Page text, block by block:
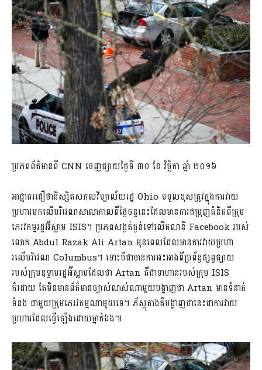
ប្រភពព័ត៌មានពី CNN ចេញផ្សាយថ្ងៃទី ៣០ ខែ វិច្ឆិកា ឆ្នាំ ២០១៦
អាជ្ញាធរជឿថានិស្សិតសកលវិទ្យាល័យរដ្ឋ Ohio ទទួលខុសត្រូវក្នុងការវាយ
ប្រហារមកលើបរិវេណសាលាកាលពីថ្ងៃចន្ទនេះដែលមានការជម្រុញគំនិតពីក្រុម
ភេរវកម្មរដ្ឋអ៊ីស្លាម ISIS។ ប្រភពសង្កត់ធ្ងន់ទៅលើគណនី Facebook របស់
លោក Abdul Razak Ali Artan មុនពេលដែលមានការវាយប្រហា
រលើបរិវេណ Columbus។ ទោះបីជាមានការអះអាងពីប្រព័ន្ធផ្សព្វផ្សាយ
របស់ក្រុមឧទ្ទាមរដ្ឋអ៊ីស្លាមដែលថា Artan គឺជាទាហានរបស់ក្រុម ISIS
ក៏ដោយ តែមិនមានព័ត៌មានច្បាស់លាស់ណាមួយបង្ហាញថា Artan មានទំនាក់
ទំនង ជាមួយក្រុមភេរវកម្មណាមួយទេ។ ភ័ស្តុតាងគឺបង្ហាញថានេះជាការវាយ
ប្រហារដែលធ្វើឡើងដោយម្នាក់ឯង៕